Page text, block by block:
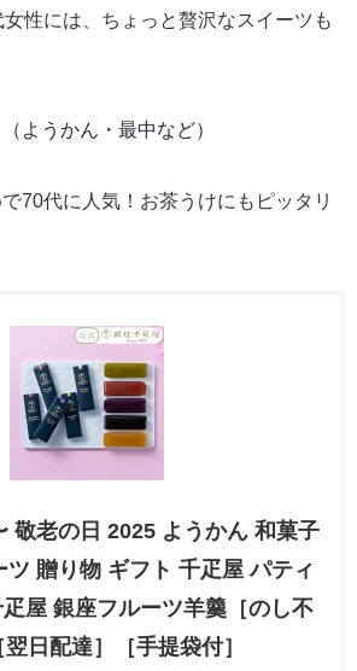
性には、ちょっと贅沢なスイーツも
ようかん・最中など）
70代に人気！お茶うけにもピッタリ
敬老の日 2025 ようかん 和菓子
ツ 贈り物 ギフト 千疋屋 パティ
屋 銀座フルーツ羊羹［のし不
日配達］［手提袋付］